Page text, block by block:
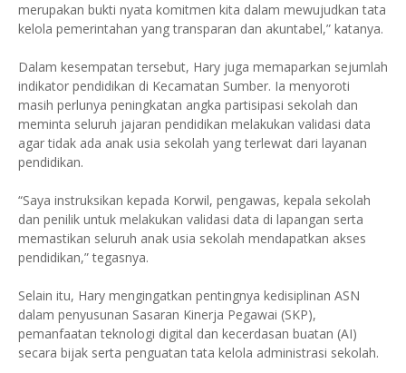
merupakan bukti nyata komitmen kita dalam mewujudkan tata
kelola pemerintahan yang transparan dan akuntabel,” katanya.
Dalam kesempatan tersebut, Hary juga memaparkan sejumlah
indikator pendidikan di Kecamatan Sumber. Ia menyoroti
masih perlunya peningkatan angka partisipasi sekolah dan
meminta seluruh jajaran pendidikan melakukan validasi data
agar tidak ada anak usia sekolah yang terlewat dari layanan
pendidikan.
“Saya instruksikan kepada Korwil, pengawas, kepala sekolah
dan penilik untuk melakukan validasi data di lapangan serta
memastikan seluruh anak usia sekolah mendapatkan akses
pendidikan,” tegasnya.
Selain itu, Hary mengingatkan pentingnya kedisiplinan ASN
dalam penyusunan Sasaran Kinerja Pegawai (SKP),
pemanfaatan teknologi digital dan kecerdasan buatan (AI)
secara bijak serta penguatan tata kelola administrasi sekolah.